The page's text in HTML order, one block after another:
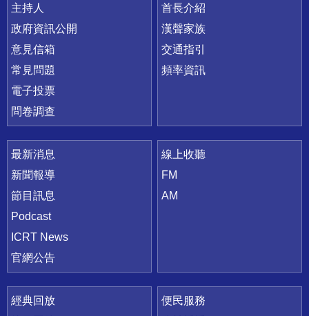
主持人
政府資訊公開
意見信箱
常見問題
電子投票
問卷調查
首長介紹
漢聲家族
交通指引
頻率資訊
最新消息
新聞報導
節目訊息
Podcast
ICRT News
官網公告
線上收聽
FM
AM
經典回放
便民服務